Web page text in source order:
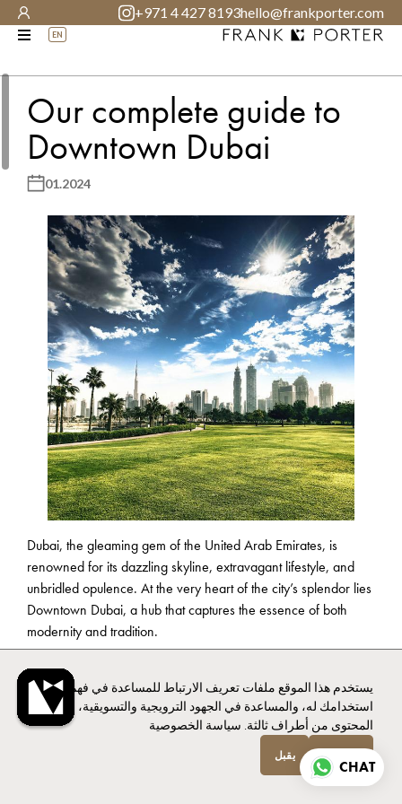
hello@frankporter.com
+971 4 427 8193
EN
Our complete guide to
Downtown Dubai
01.2024
Dubai, the gleaming gem of the United Arab Emirates, is
renowned for its dazzling skyline, extravagant lifestyle, and
unbridled opulence. At the very heart of the city’s splendor lies
Downtown Dubai, a hub that captures the essence of both
modernity and tradition.
In this article, we’ll uncover the best things to do in Downtown
Dubai, from sightseeing and activities to dining and relaxation.
Get ready for an exciting journey as we explore this dynamic
يستخدم هذا الموقع ملفات تعريف الارتباط للمساعدة في فهم
استخدامك له، والمساعدة في الجهود الترويجية والتسويقية، وتوفير
المحتوى من أطراف ثالثة. سياسة الخصوصية
انخفاض يقبل
CHAT